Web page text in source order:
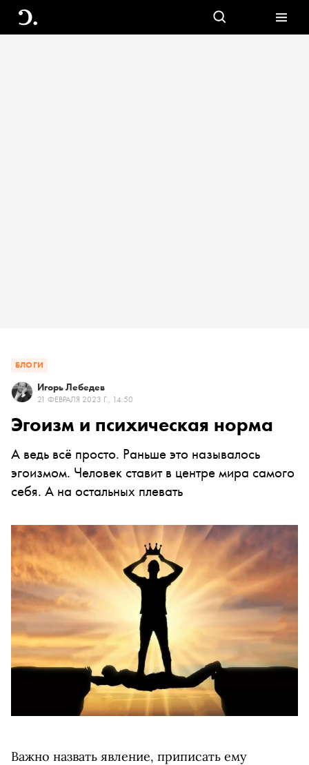
БЛОГИ
Игорь Лебедев
21 ФЕВРАЛЯ 2023 Г., 14:50
Эгоизм и психическая норма
А ведь всё просто. Раньше это называлось
эгоизмом. Человек ставит в центре мира самого
себя. А на остальных плевать
Важно назвать явление, приписать ему